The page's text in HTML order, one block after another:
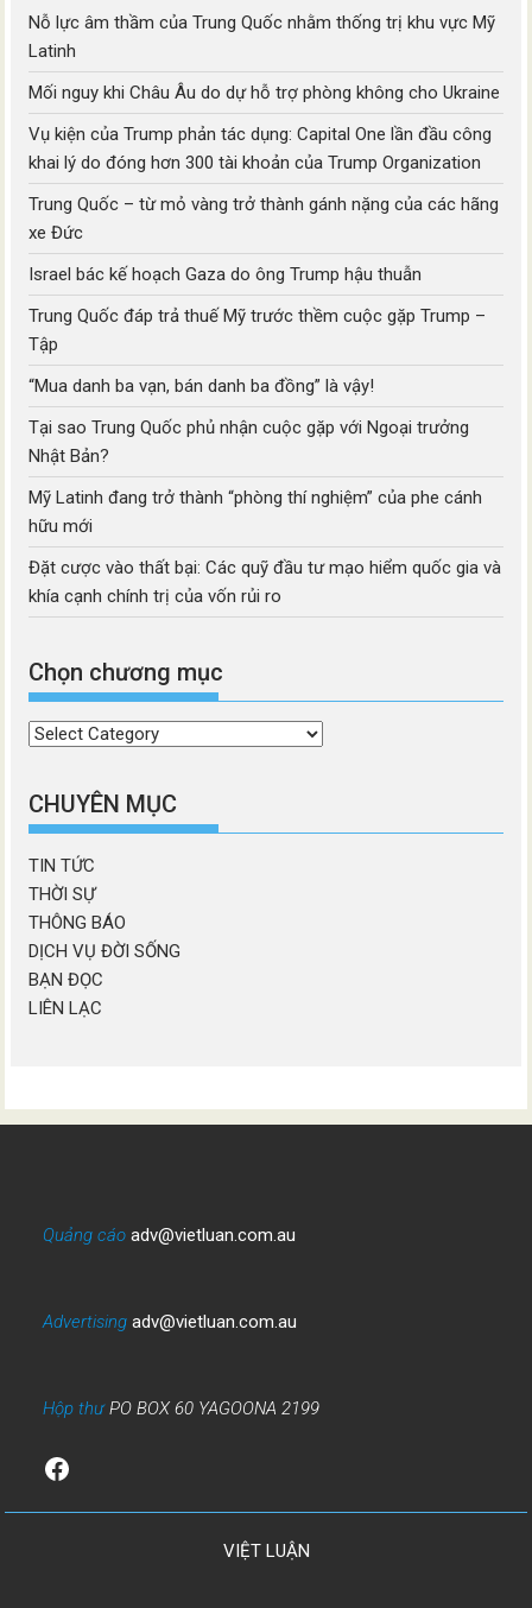
Nỗ lực âm thầm của Trung Quốc nhằm thống trị khu vực Mỹ
Latinh
Mối nguy khi Châu Âu do dự hỗ trợ phòng không cho Ukraine
Vụ kiện của Trump phản tác dụng: Capital One lần đầu công
khai lý do đóng hơn 300 tài khoản của Trump Organization
Trung Quốc – từ mỏ vàng trở thành gánh nặng của các hãng
xe Đức
Israel bác kế hoạch Gaza do ông Trump hậu thuẫn
Trung Quốc đáp trả thuế Mỹ trước thềm cuộc gặp Trump –
Tập
“Mua danh ba vạn, bán danh ba đồng” là vậy!
Tại sao Trung Quốc phủ nhận cuộc gặp với Ngoại trưởng
Nhật Bản?
Mỹ Latinh đang trở thành “phòng thí nghiệm” của phe cánh
hữu mới
Đặt cược vào thất bại: Các quỹ đầu tư mạo hiểm quốc gia và
khía cạnh chính trị của vốn rủi ro
Chọn chương mục
Chọn
mục
CHUYÊN MỤC
TIN TỨC
THỜI SỰ
THÔNG BÁO
DỊCH VỤ ĐỜI SỐNG
BẠN ĐỌC
LIÊN LẠC
Quảng cáo adv@vietluan.com.au
Advertising adv@vietluan.com.au
Hộp thưPO BOX 60 YAGOONA 2199
Facebook
VIỆT LUẬN